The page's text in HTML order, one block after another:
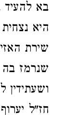
בא
היא
שירת
שנרמז
חז"ל